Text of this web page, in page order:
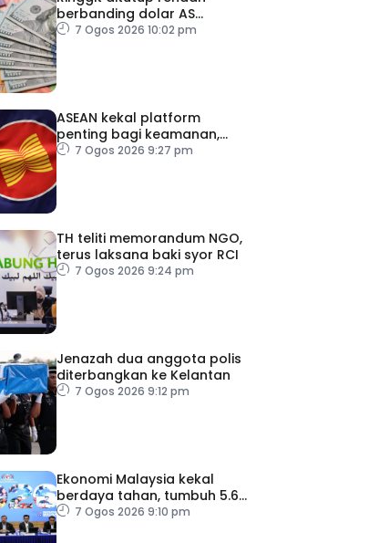
berbanding dolar AS
menjelang pengumuman
7 Ogos 2026 10:02 pm
ASEAN kekal platform
penting bagi keamanan,
kestabilan serantau –
7 Ogos 2026 9:27 pm
TH teliti memorandum NGO,
terus laksana baki syor RCI
7 Ogos 2026 9:24 pm
Jenazah dua anggota polis
diterbangkan ke Kelantan
7 Ogos 2026 9:12 pm
Ekonomi Malaysia kekal
berdaya tahan, tumbuh 5.6
peratus
7 Ogos 2026 9:10 pm